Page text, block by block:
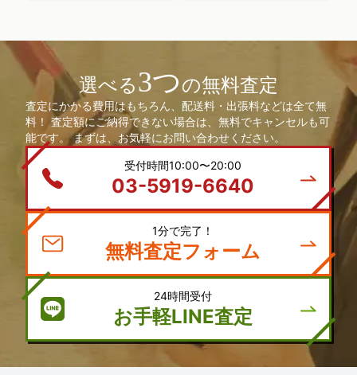
選べる3つの無料査定
査定にかかる費用はもちろん、配送料・出張料などは全て無
料！ 査定額にご納得できない場合は、無料でキャンセルも可
能です。 まずは、お気軽にお問い合わせください。
受付時間10:00〜20:00
03-5919-6640
1分で完了！
無料査定フォーム
24時間受付
お手軽LINE査定